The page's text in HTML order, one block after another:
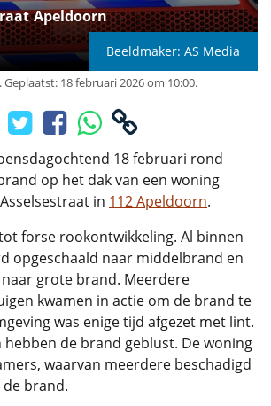
Apeldoorn
Beeldmaker: AS Media
.Geplaatst: 18 februari 2026 om 10:00.
18 februari rond
op het dak van een woning
in 112 Apeldoorn.
forse rookontwikkeling. Al binnen
opgeschaald naar middelbrand en
grote brand. Meerdere
kwamen in actie om de brand te
was enige tijd afgezet met lint.
de brand geblust. De woning
waarvan meerdere beschadigd
brand.